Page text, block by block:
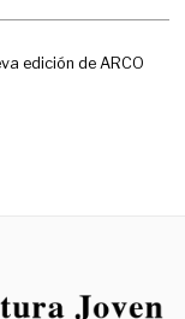
edición de ARCO